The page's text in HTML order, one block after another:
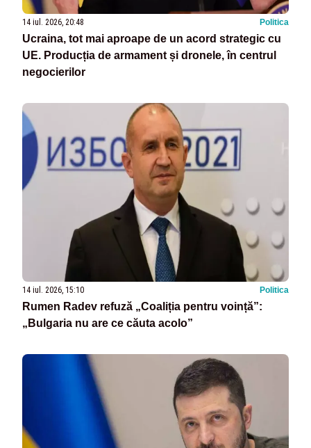
14 iul. 2026, 20:48 Politica
Ucraina, tot mai aproape de un acord strategic cu
UE. Producția de armament și dronele, în centrul
negocierilor
14 iul. 2026, 15:10 Politica
Rumen Radev refuză „Coaliția pentru voință”:
„Bulgaria nu are ce căuta acolo”